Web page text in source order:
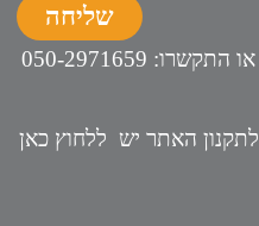
שליחה
או התקשרו: 050-2971659
לתקנון האתר יש ללחוץ כאן